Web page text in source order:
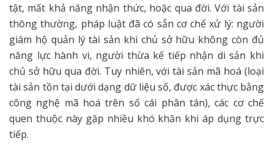
tật, mất khả năng nhận thức, hoặc qua đời. Với tài sản
thông thường, pháp luật đã có sẵn cơ chế xử lý: người
giám hộ quản lý tài sản khi chủ sở hữu không còn đủ
năng lực hành vi, người thừa kế tiếp nhận di sản khi
chủ sở hữu qua đời. Tuy nhiên, với tài sản mã hoá (loại
tài sản tồn tại dưới dạng dữ liệu số, được xác thực bằng
công nghệ mã hoá trên sổ cái phân tán), các cơ chế
quen thuộc này gặp nhiều khó khăn khi áp dụng trực
tiếp.